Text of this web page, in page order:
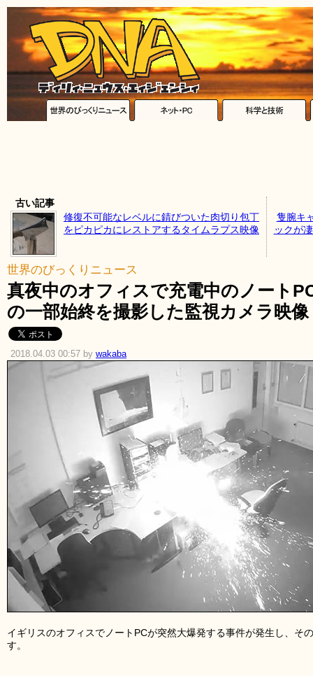
古い記事
修復不可能なレベルに錆びついた肉切り包丁
をピカピカにレストアするタイムラプス映像
隻腕キ
ックが
世界のびっくりニュース
真夜中のオフィスで充電中のノート
の一部始終を撮影した監視カメラ映像
2018.04.03 00:57 by wakaba
イギリスのオフィスでノートPCが突然大爆発する事件が発生し、そ
す。